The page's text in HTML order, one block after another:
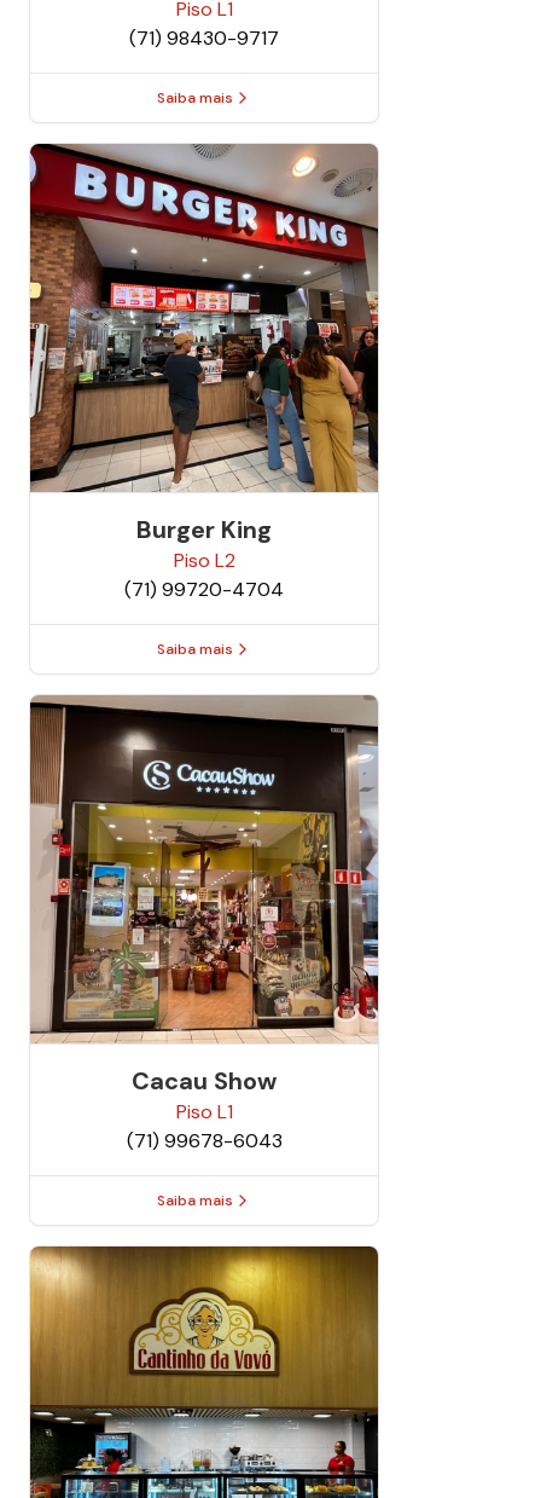
Piso L1
(71) 98430-9717
Saiba mais
Burger King
Piso L2
(71) 99720-4704
Saiba mais
Cacau Show
Piso L1
(71) 99678-6043
Saiba mais